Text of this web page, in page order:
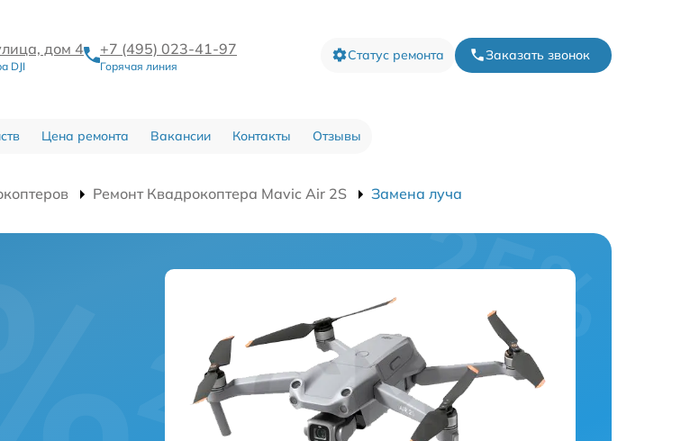
дом 4
DJI
+7 (495) 023-41-97
Горячая линия
Статус ремонта Заказать звонок
Цена ремонта Вакансии Контакты Отзывы
Ремонт Квадрокоптера Mavic Air 2S Замена луча